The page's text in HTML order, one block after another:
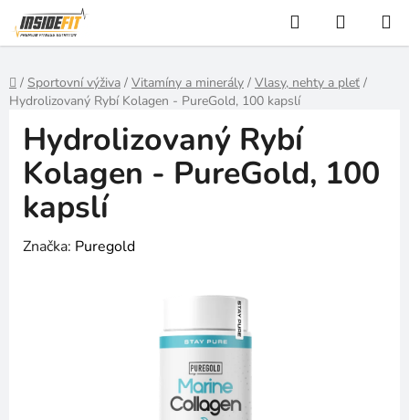
Přejít
na
obsah
Hledat
KOŠÍK
Domů
/ Sportovní výživa / Vitamíny a minerály / Vlasy, nehty a pleť /
Hydrolizovaný Rybí Kolagen - PureGold, 100 kapslí
Hydrolizovaný Rybí
Kolagen - PureGold, 100
kapslí
Značka: Puregold